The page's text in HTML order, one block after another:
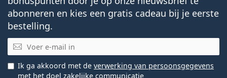
abonneren en kies een gratis cadeau bij je eerste
bestelling.
E-mail
Ik ga akkoord met de verwerking van persoonsgegevens
met het doel zakelijke communicatie